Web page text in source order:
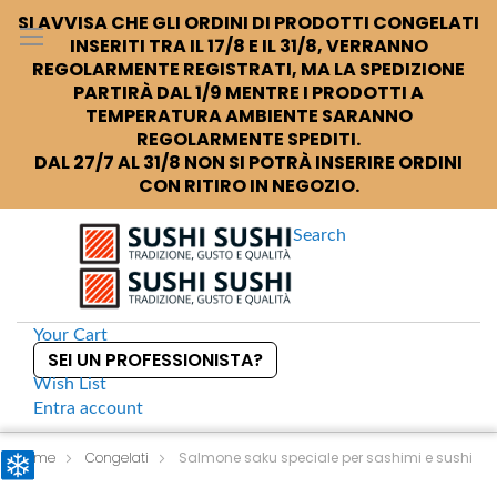
SI AVVISA CHE GLI ORDINI DI PRODOTTI CONGELATI
INSERITI TRA IL 17/8 E IL 31/8, VERRANNO
REGOLARMENTE REGISTRATI, MA LA SPEDIZIONE
PARTIRÀ DAL 1/9 MENTRE I PRODOTTI A
TEMPERATURA AMBIENTE SARANNO
REGOLARMENTE SPEDITI.
DAL 27/7 AL 31/8 NON SI POTRÀ INSERIRE ORDINI
CON RITIRO IN NEGOZIO.
Search
Your Cart
SEI UN PROFESSIONISTA?
Wish List
Entra account
S
k
i
Home Congelati Salmone saku speciale per sashimi e sushi